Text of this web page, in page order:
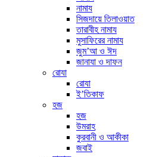
নামায
সিজদায়ে তিলাওয়াত
তারাবীহ নামায
মুসাফিরের নামায
জুম’আ ও ঈদ
জানাযা ও দাফন
রোযা
রোযা
ই’তিকাফ
হজ
হজ
উমরাহ
কুরবানী ও আকীকা
জবাই